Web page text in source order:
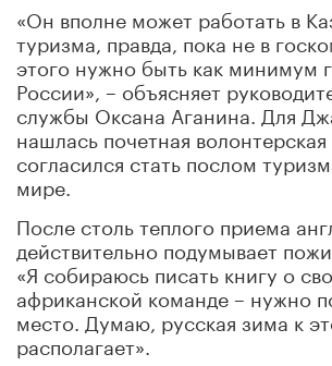
«Он вполне может работать в
туризма, правда, пока не в
этого нужно быть как минимум
России», – объясняет
службы Оксана Аганина. Для
нашлась почетная
согласился стать послом
мире.
После столь теплого приема
действительно подумывает
«Я собираюсь писать книгу о
африканской команде – нужно
место. Думаю, русская зима к
располагает».